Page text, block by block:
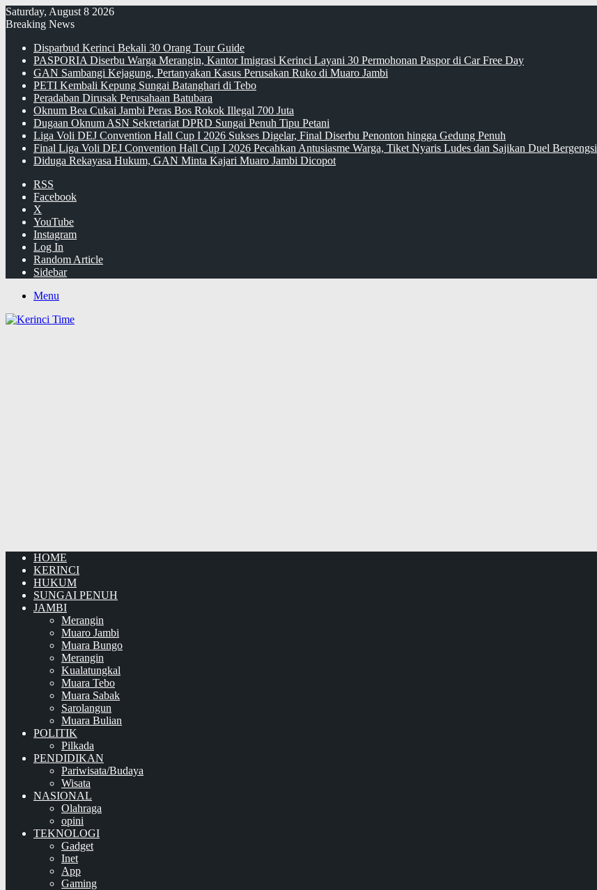
Saturday, August 8 2026
Breaking News
Disparbud Kerinci Bekali 30 Orang Tour Guide
PASPORIA Diserbu Warga Merangin, Kantor Imigrasi Kerinci Layani 30 Permohonan Paspor di Car Free Day
GAN Sambangi Kejagung, Pertanyakan Kasus Perusakan Ruko di Muaro Jambi
PETI Kembali Kepung Sungai Batanghari di Tebo
Peradaban Dirusak Perusahaan Batubara
Oknum Bea Cukai Jambi Peras Bos Rokok Illegal 700 Juta
Dugaan Oknum ASN Sekretariat DPRD Sungai Penuh Tipu Petani
Liga Voli DEJ Convention Hall Cup I 2026 Sukses Digelar, Final Diserbu Penonton hingga Gedung Penuh
Final Liga Voli DEJ Convention Hall Cup I 2026 Pecahkan Antusiasme Warga, Tiket Nyaris Ludes dan Sajikan Duel Bergengsi
Diduga Rekayasa Hukum, GAN Minta Kajari Muaro Jambi Dicopot
RSS
Facebook
X
YouTube
Instagram
Log In
Random Article
Sidebar
Menu
HOME
KERINCI
HUKUM
SUNGAI PENUH
JAMBI
Merangin
Muaro Jambi
Muara Bungo
Merangin
Kualatungkal
Muara Tebo
Muara Sabak
Sarolangun
Muara Bulian
POLITIK
Pilkada
PENDIDIKAN
Pariwisata/Budaya
Wisata
NASIONAL
Olahraga
opini
TEKNOLOGI
Gadget
Inet
App
Gaming